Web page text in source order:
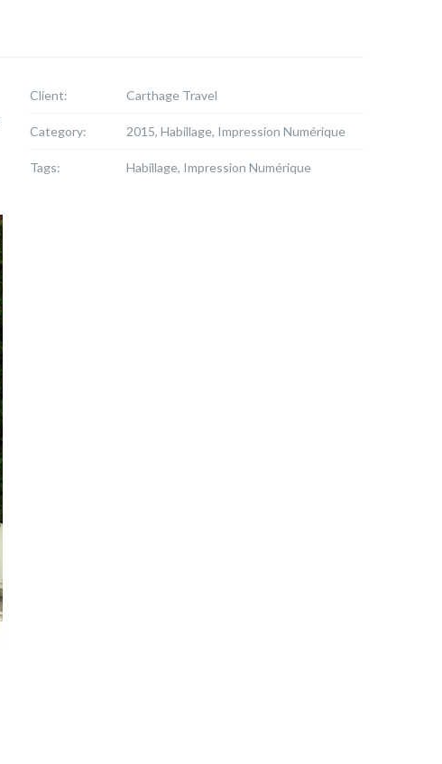
Client: Carthage Travel
Category: 2015, Habillage, Impression Numérique
Tags: Habillage, Impression Numérique